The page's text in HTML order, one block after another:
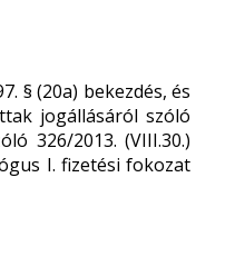
§ (20a) bekezdés, és
jogállásáról szóló
326/2013. (VIII.30.)
I. fizetési fokozat